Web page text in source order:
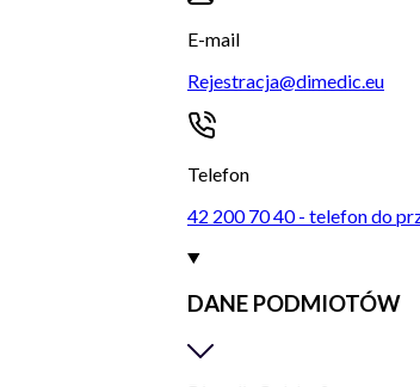
E-mail
Rejestracja@dimedic.eu
Telefon
42 200 70 40 - telefon do
DANE PODMIOTÓW